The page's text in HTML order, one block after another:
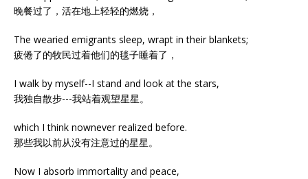
晚餐过了，活在地上轻轻的燃烧，
The wearied emigrants sleep, wrapt in their blankets;
疲倦了的牧民过着他们的毯子睡着了，
I walk by myself--I stand and look at the stars,
我独自散步---我站着观望星星。
which I think nownever realized before.
那些我以前从没有注意过的星星。
Now I absorb immortality and peace,